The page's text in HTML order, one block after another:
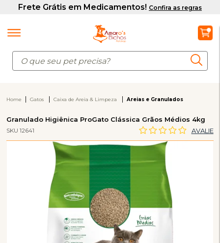
Home Gatos Caixa de Areia & Limpeza Areias e Granulados
Granulado Higiênica ProGato Clássica Grãos Médios 4kg
SKU 12641 AVALIE